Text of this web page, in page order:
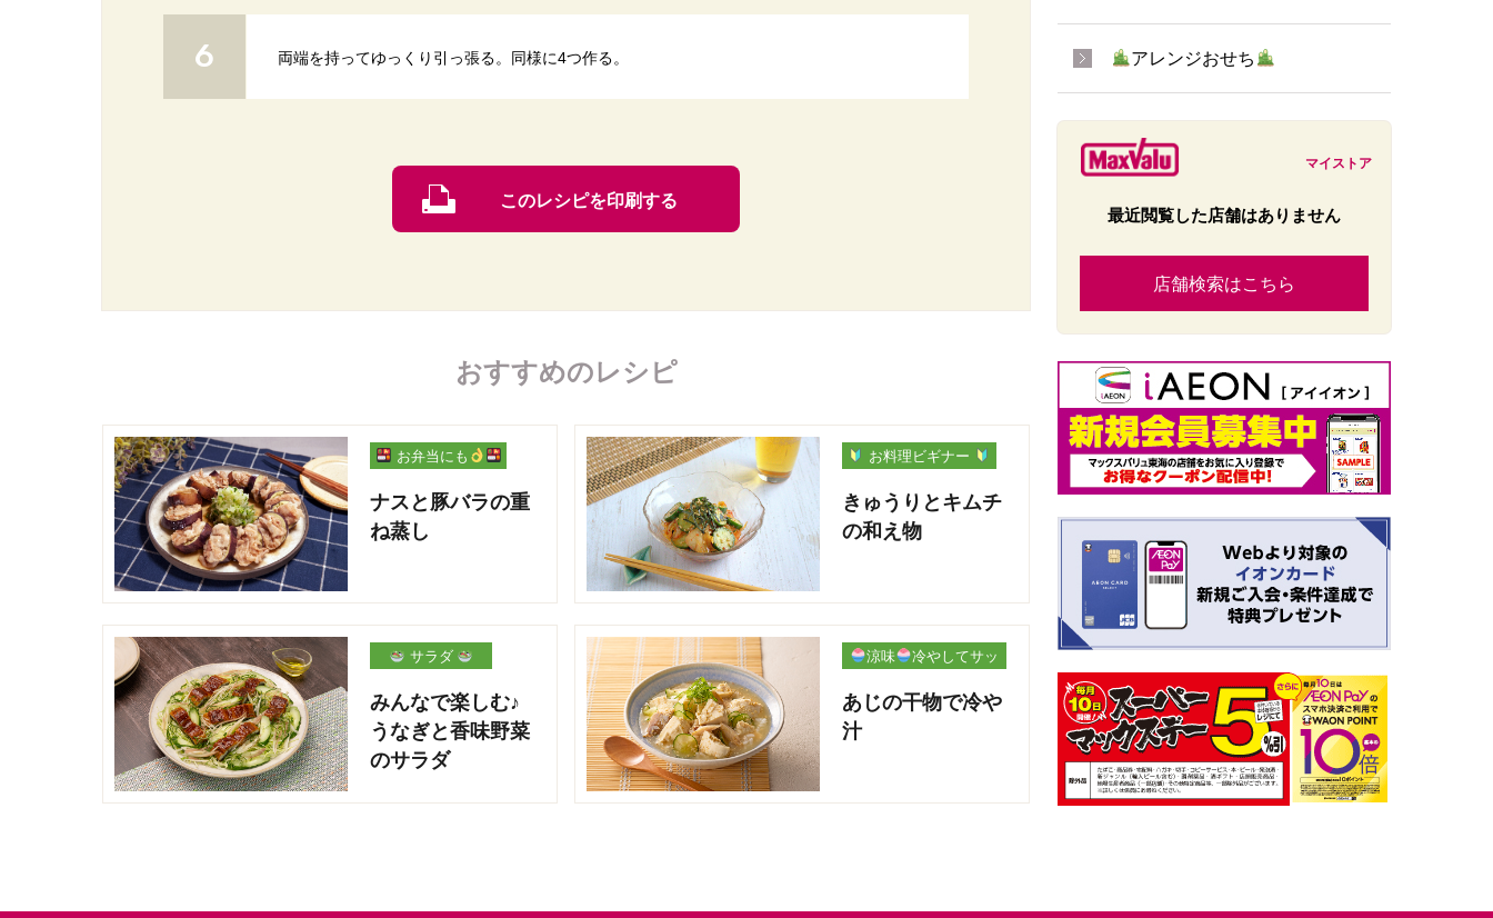
両端を持ってゆっくり引っ張る。同様に4つ作る。
このレシピを印刷する
おすすめのレシピ
お弁当にも
ナスと豚バラの重
ね蒸し
お料理ビギナー
きゅうりとキムチ
の和え物
サラダ
みんなで楽しむ♪
うなぎと香味野菜
のサラダ
涼味
冷やしてサッ
あじの干物で冷や
汁
アレンジおせち
マイストア
最近閲覧した店舗はありません
店舗検索はこちら